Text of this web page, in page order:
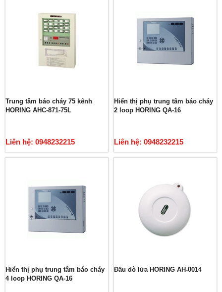
Trung tâm báo cháy 75 kênh
HORING AHC-871-75L
Liên hệ: 0948232215
Hiển thị phụ trung tâm báo cháy
2 loop HORING QA-16
Liên hệ: 0948232215
Hiển thị phụ trung tâm báo cháy
4 loop HORING QA-16
Đầu dò lửa HORING AH-0014